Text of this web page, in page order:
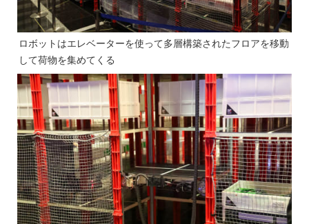
ロボットはエレベーターを使って多層構築されたフロアを移動
して荷物を集めてくる